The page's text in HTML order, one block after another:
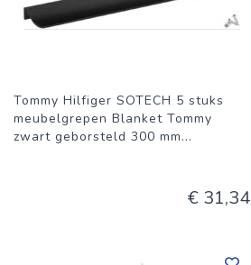
Tommy Hilfiger SOTECH 5 stuks
meubelgrepen Blanket Tommy
zwart geborsteld 300 mm...
€ 31,34